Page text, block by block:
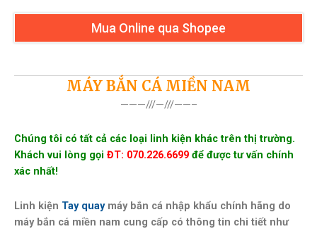
Mua Online qua Shopee
MÁY BẮN CÁ MIỀN NAM
———///—///——–
Chúng tôi có tất cả các loại linh kiện khác trên thị trường.
Khách vui lòng gọi ĐT: 070.226.6699 để được tư vấn chính
xác nhất!
Linh kiện Tay quay máy bắn cá nhập khẩu chính hãng do
máy bắn cá miền nam cung cấp có thông tin chi tiết như